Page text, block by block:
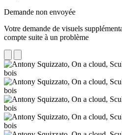
Demande non envoyée
Votre demande de visuels
compte suite à un problème